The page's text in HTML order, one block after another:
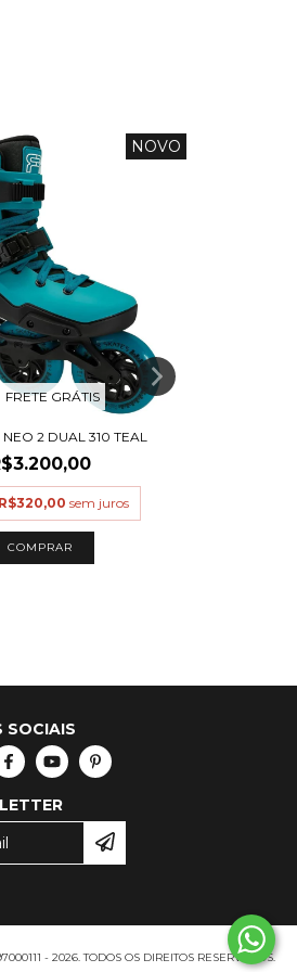
FRETE GRÁTIS
NOVO
NEO 2 DUAL 310 TEAL
R$320,00 sem juros
COMPRAR
SOCIAIS
- 2026. TODOS OS DIREITOS RESERVADOS.